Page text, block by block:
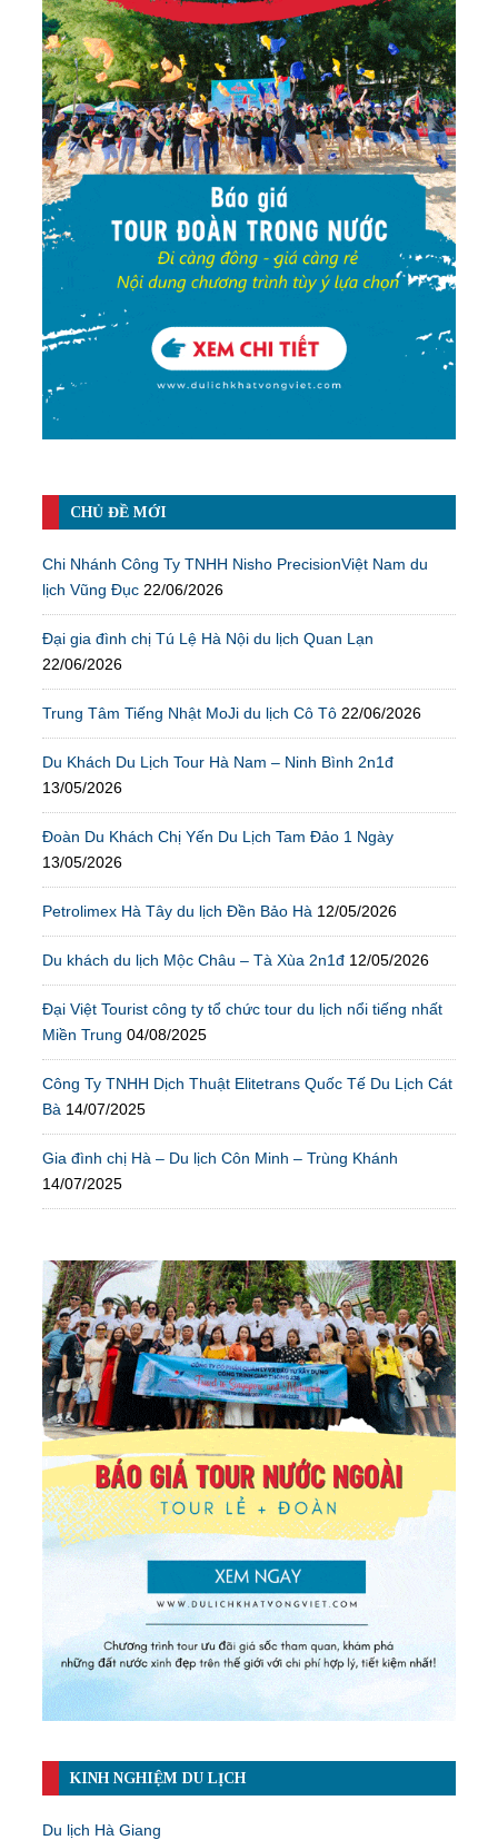
CHỦ ĐỀ MỚI
Chi Nhánh Công Ty TNHH Nisho PrecisionViệt Nam du
lịch Vũng Đục 22/06/2026
Đại gia đình chị Tú Lệ Hà Nội du lịch Quan Lạn
22/06/2026
Trung Tâm Tiếng Nhật MoJi du lịch Cô Tô 22/06/2026
Du Khách Du Lịch Tour Hà Nam – Ninh Bình 2n1đ
13/05/2026
Đoàn Du Khách Chị Yến Du Lịch Tam Đảo 1 Ngày
13/05/2026
Petrolimex Hà Tây du lịch Đền Bảo Hà 12/05/2026
Du khách du lịch Mộc Châu – Tà Xùa 2n1đ 12/05/2026
Đại Việt Tourist công ty tổ chức tour du lịch nổi tiếng nhất
Miền Trung 04/08/2025
Công Ty TNHH Dịch Thuật Elitetrans Quốc Tế Du Lịch Cát
Bà 14/07/2025
Gia đình chị Hà – Du lịch Côn Minh – Trùng Khánh
14/07/2025
KINH NGHIỆM DU LỊCH
Du lịch Hà Giang